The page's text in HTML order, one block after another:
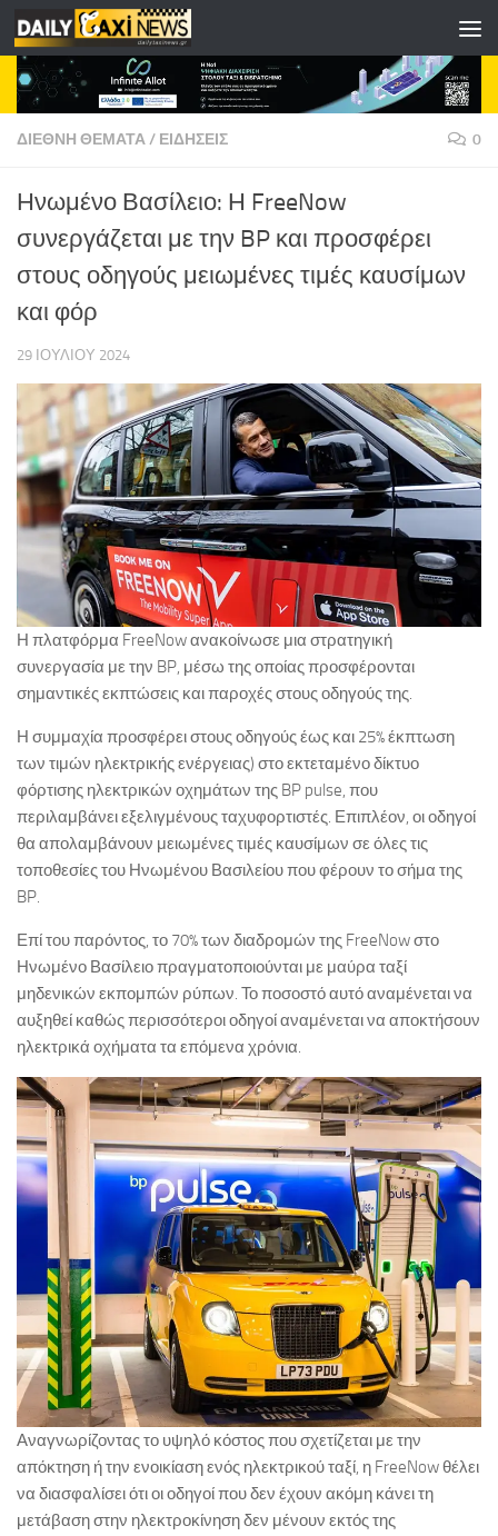
Skip to content
ΔΙΕΘΝΗ ΘΕΜΑΤΑ/ ΕΙΔΗΣΕΙΣ 0
Ηνωμένο Βασίλειο: Η FreeNow
συνεργάζεται με την BP και προσφέρει
στους οδηγούς μειωμένες τιμές καυσίμων
και φόρ
29 ΙΟΥΛΊΟΥ 2024
Η πλατφόρμα FreeNow ανακοίνωσε μια στρατηγική
συνεργασία με την BP, μέσω της οποίας προσφέρονται
σημαντικές εκπτώσεις και παροχές στους οδηγούς της.
Η συμμαχία προσφέρει στους οδηγούς έως και 25% έκπτωση
των τιμών ηλεκτρικής ενέργειας) στο εκτεταμένο δίκτυο
φόρτισης ηλεκτρικών οχημάτων της BP pulse, που
περιλαμβάνει εξελιγμένους ταχυφορτιστές. Επιπλέον, οι οδηγοί
θα απολαμβάνουν μειωμένες τιμές καυσίμων σε όλες τις
τοποθεσίες του Ηνωμένου Βασιλείου που φέρουν το σήμα της
BP.
Επί του παρόντος, το 70% των διαδρομών της FreeNow στο
Ηνωμένο Βασίλειο πραγματοποιούνται με μαύρα ταξί
μηδενικών εκπομπών ρύπων. Το ποσοστό αυτό αναμένεται να
αυξηθεί καθώς περισσότεροι οδηγοί αναμένεται να αποκτήσουν
ηλεκτρικά οχήματα τα επόμενα χρόνια.
Αναγνωρίζοντας το υψηλό κόστος που σχετίζεται με την
απόκτηση ή την ενοικίαση ενός ηλεκτρικού ταξί, η FreeNow θέλει
να διασφαλίσει ότι οι οδηγοί που δεν έχουν ακόμη κάνει τη
μετάβαση στην ηλεκτροκίνηση δεν μένουν εκτός της